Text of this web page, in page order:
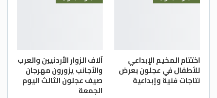
الوفاء للمتقاعدين العسكريين والمحاربين
اختتام المخيم الإبداعي
للأطفال في عجلون بعرض
نتاجات فنية وإبداعية
آلاف الزوار الأردنيين والعرب
والأجانب يزورون مهرجان
صيف عجلون الثالث اليوم
الجمعة